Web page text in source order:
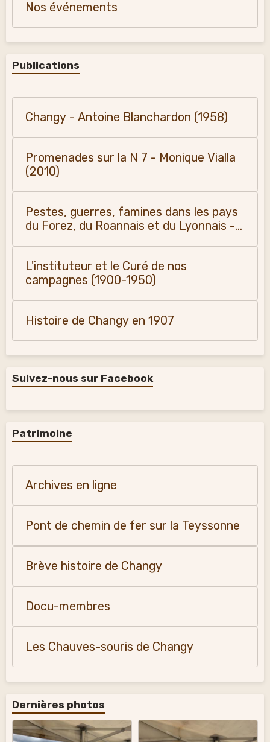
Nos événements
Publications
Changy - Antoine Blanchardon (1958)
Promenades sur la N 7 - Monique Vialla
(2010)
Pestes, guerres, famines dans les pays
du Forez, du Roannais et du Lyonnais -
L'instituteur et le Curé de nos
campagnes (1900-1950)
Histoire de Changy en 1907
Suivez-nous sur Facebook
Patrimoine
Archives en ligne
Pont de chemin de fer sur la Teyssonne
Brève histoire de Changy
Docu-membres
Les Chauves-souris de Changy
Dernières photos